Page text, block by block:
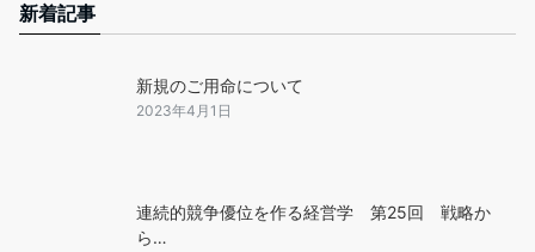
新着記事
新規のご用命について
2023年4月1日
連続的競争優位を作る経営学 第25回 戦略か
ら…